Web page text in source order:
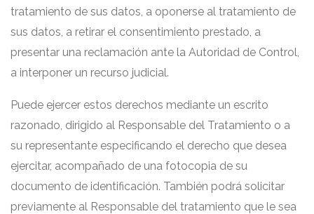
tratamiento de sus datos, a oponerse al tratamiento de
sus datos, a retirar el consentimiento prestado, a
presentar una reclamación ante la Autoridad de Control,
a interponer un recurso judicial.
Puede ejercer estos derechos mediante un escrito
razonado, dirigido al Responsable del Tratamiento o a
su representante especificando el derecho que desea
ejercitar, acompañado de una fotocopia de su
documento de identificación. También podrá solicitar
previamente al Responsable del tratamiento que le sea